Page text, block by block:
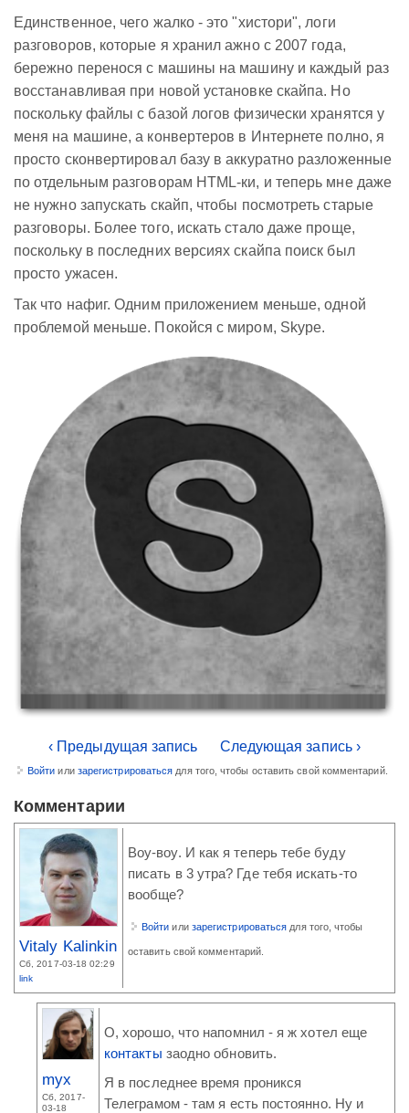
Единственное, чего жалко - это "хистори", логи
разговоров, которые я хранил ажно с 2007 года,
бережно перенося с машины на машину и каждый раз
восстанавливая при новой установке скайпа. Но
поскольку файлы с базой логов физически хранятся у
меня на машине, а конвертеров в Интернете полно, я
просто сконвертировал базу в аккуратно разложенные
по отдельным разговорам HTML-ки, и теперь мне даже
не нужно запускать скайп, чтобы посмотреть старые
разговоры. Более того, искать стало даже проще,
поскольку в последних версиях скайпа поиск был
просто ужасен.
Так что нафиг. Одним приложением меньше, одной
проблемой меньше. Покойся с миром, Skype.
‹ Предыдущая запись Следующая запись ›
Войти или зарегистрироваться для того, чтобы оставить свой комментарий.
Комментарии
Vitaly Kalinkin
Сб, 2017-03-18 02:29
link
Воу-воу. И как я теперь тебе буду
писать в 3 утра? Где тебя искать-то
вообще?
Войти или зарегистрироваться для того, чтобы
оставить свой комментарий.
myx
Сб, 2017-
03-18
О, хорошо, что напомнил - я ж хотел еще
контакты заодно обновить.
Я в последнее время проникся
Телеграмом - там я есть постоянно. Ну и